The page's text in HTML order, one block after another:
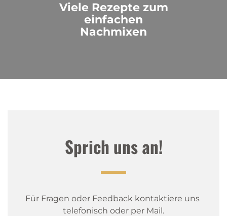
Viele Rezepte zum
einfachen
Nachmixen
Sprich uns an!
Für Fragen oder Feedback kontaktiere uns
telefonisch oder per Mail.